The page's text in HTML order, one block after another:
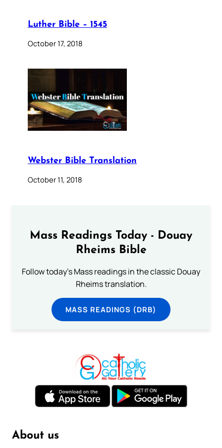
Luther Bible – 1545
October 17, 2018
Webster Bible Translation
October 11, 2018
Mass Readings Today - Douay
Rheims Bible
Follow today's Mass readings in the classic Douay
Rheims translation.
MASS READINGS (DRB)
About us